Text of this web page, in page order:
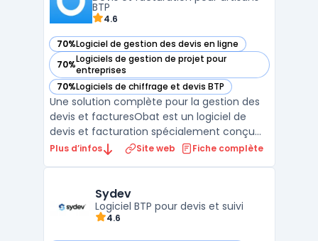
BTP
4.6
70%Logiciel de gestion des devis en ligne
— voir Obat dans cette catégorie
70%Logiciels de gestion de projet pour
entreprises
— voir Obat dans cette catégorie
70%Logiciels de chiffrage et devis BTP
— voir Obat dans cette catégorie
Une solution complète pour la gestion des
devis et facturesObat est un logiciel de
devis et facturation spécialement conçu
pour les artisans et les entreprises du BTP. Il
en garantissant une gestion fluide et
efficace ...
Plus d’infos Site web Fiche complète
Sydev
Logiciel BTP pour devis et suivi
4.6